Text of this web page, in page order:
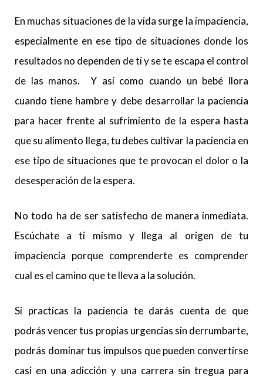
En muchas situaciones de la vida surge la impaciencia,
especialmente en ese tipo de situaciones donde los
resultados no dependen de ti y se te escapa el control
de las manos. Y así como cuando un bebé llora
cuando tiene hambre y debe desarrollar la paciencia
para hacer frente al sufrimiento de la espera hasta
que su alimento llega, tu debes cultivar la paciencia en
ese tipo de situaciones que te provocan el dolor o la
desesperación de la espera.
No todo ha de ser satisfecho de manera inmediata.
Escúchate a ti mismo y llega al origen de tu
impaciencia porque comprenderte es comprender
cual es el camino que te lleva a la solución.
Si practicas la paciencia te darás cuenta de que
podrás vencer tus propias urgencias sin derrumbarte,
podrás dominar tus impulsos que pueden convertirse
casi en una adicción y una carrera sin tregua para